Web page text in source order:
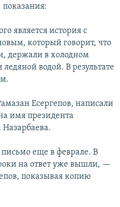
показания:
является история с
который говорит, что
держали в холодном
водой. В результате
Есергепов, написали
имя президента
Назарбаева.
еще в феврале. В
на ответ уже вышли, —
показывая копию